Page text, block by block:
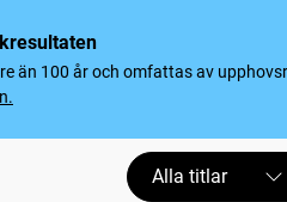
än 100 år och omfattas av
Alla titlar